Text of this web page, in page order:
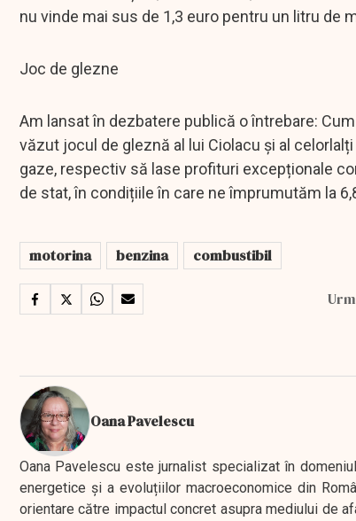
nu vinde mai sus de 1,3 euro pentru un litru de
Joc de glezne
Am lansat în dezbatere publică o întrebare:
văzut jocul de gleznă al lui Ciolacu și al
gaze, respectiv să lase profituri excepționale
de stat, în condițiile în care ne împrumutăm la
motorina benzina combustibil
Oana Pavelescu
Oana Pavelescu este jurnalist specializat în
energetice și a evoluțiilor macroeconomice din
orientare către impactul concret asupra mediului de